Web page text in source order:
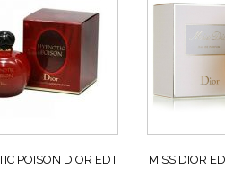
POISON DIOR EDT
MISS DIOR